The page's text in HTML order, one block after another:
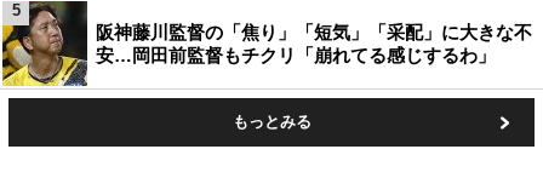
阪神藤川監督の「焦り」「短気」「采配」に大きな不
安…岡田前監督もチクリ「崩れてる感じするわ」
5
もっとみる